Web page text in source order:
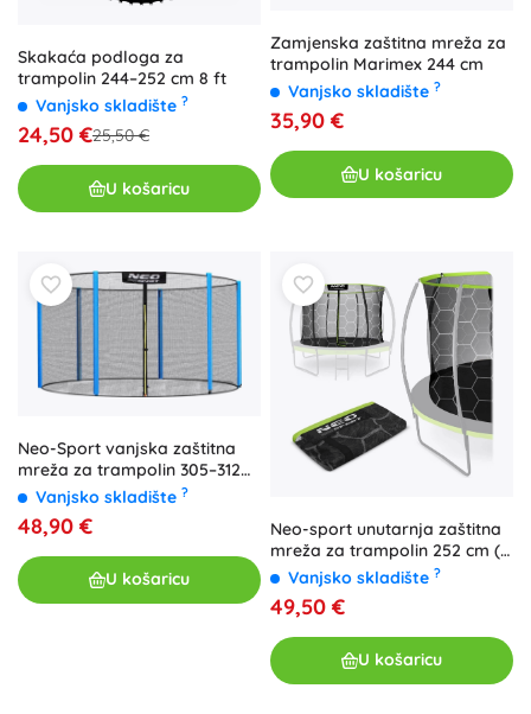
Skakaća podloga za
trampolin 244–252 cm 8 ft
Vanjsko skladište ?
24,50 €25,50 €
U košaricu
Zamjenska zaštitna mreža za
trampolin Marimex 244 cm
Vanjsko skladište ?
35,90 €
U košaricu
Neo-Sport vanjska zaštitna
mreža za trampolin 305–312
cm (10 ft) za 6 stupova
Vanjsko skladište ?
48,90 €
U košaricu
Neo-sport unutarnja zaštitna
mreža za trampolin 252 cm (8
ft) za 6 stupova
Vanjsko skladište ?
49,50 €
U košaricu